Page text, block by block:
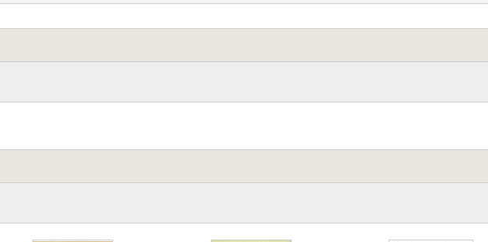
と上田合戦(東国の火薬庫、弾ける;豊臣大名真田氏 ほか)